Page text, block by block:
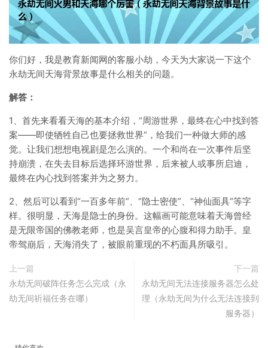
你们好，我是教育新闻网的客服小劫，今天为大家说一下这个
永劫无间天海背景故事是什么相关的问题。
解答：
1、首先来看看天海的基本介绍，“周游世界，最终在心中找到答
案——即使牺牲自己也要拯救世界”，给我们一种做大师的感
觉。让我们想想电视剧是怎么演的。一个和尚在一次事件后坚
持崩溃，在失去目标后选择环游世界，后来被人或事所启迪，
最终在内心找到答案并为之努力。
2、然后可以看到“一百多年前”、“隐士密使”、“神仙面具”等字
样。很明显，天海是隐士的身份。这幅画可能意味着天海曾经
是无限帝国的佛教老师，也是吴言皇帝的心腹和得力助手。皇
帝驾崩后，天海消失了，被眼前重现的不朽面具所吸引。
上一篇
永劫无间破阵任务怎么完成（永
劫无间祈福任务在哪）
下一篇
永劫无间无法连接服务器怎么处
理（永劫无间为什么无法连接到
服务器）